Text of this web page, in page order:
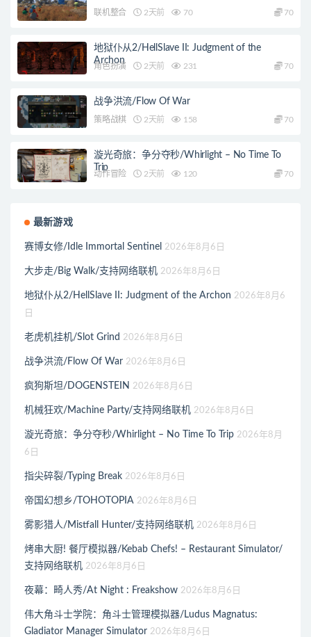
联机整合 2天前 70 70
地狱仆从2/HellSlave II: Judgment of the
Archon
角色扮演 2天前 231 70
战争洪流/Flow Of War
策略战棋 2天前 158 70
漩光奇旅：争分夺秒/Whirlight – No Time To
Trip
动作冒险 2天前 120 70
最新游戏
赛博女修/Idle Immortal Sentinel 2026年8月6日
大步走/Big Walk/支持网络联机 2026年8月6日
地狱仆从2/HellSlave II: Judgment of the Archon 2026年8月6
日
老虎机挂机/Slot Grind 2026年8月6日
战争洪流/Flow Of War 2026年8月6日
疯狗斯坦/DOGENSTEIN 2026年8月6日
机械狂欢/Machine Party/支持网络联机 2026年8月6日
漩光奇旅：争分夺秒/Whirlight – No Time To Trip 2026年8月
6日
指尖碎裂/Typing Break 2026年8月6日
帝国幻想乡/TOHOTOPIA 2026年8月6日
雾影猎人/Mistfall Hunter/支持网络联机 2026年8月6日
烤串大厨! 餐厅模拟器/Kebab Chefs! – Restaurant Simulator/
支持网络联机 2026年8月6日
夜幕：畸人秀/At Night : Freakshow 2026年8月6日
伟大角斗士学院：角斗士管理模拟器/Ludus Magnatus:
Gladiator Manager Simulator 2026年8月6日